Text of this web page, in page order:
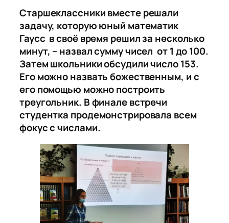
Старшеклассники вместе решали
задачу, которую юный математик
Гаусс в своё время решил за несколько
минут, – назвал сумму чисел от 1 до 100.
Затем школьники обсудили число 153.
Его можно назвать божественным, и с
его помощью можно построить
треугольник. В финале встречи
студентка продемонстрировала всем
фокус с числами.